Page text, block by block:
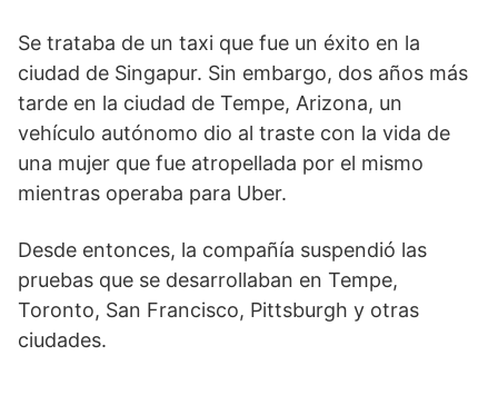
Se trataba de un taxi que fue un éxito en la
ciudad de Singapur. Sin embargo, dos años más
tarde en la ciudad de Tempe, Arizona, un
vehículo autónomo dio al traste con la vida de
una mujer que fue atropellada por el mismo
mientras operaba para Uber.
Desde entonces, la compañía suspendió las
pruebas que se desarrollaban en Tempe,
Toronto, San Francisco, Pittsburgh y otras
ciudades.